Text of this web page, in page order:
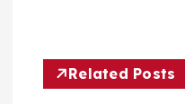
v
Related Posts